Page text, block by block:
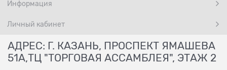
Информация
Личный кабинет
АДРЕС: Г. КАЗАНЬ, ПРОСПЕКТ ЯМАШЕВА
51А,ТЦ "ТОРГОВАЯ АССАМБЛЕЯ", ЭТАЖ 2